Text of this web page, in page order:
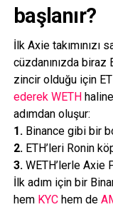
başlanır?
İlk Axie takımınızı
cüzdanınızda biraz
zincir olduğu için
ederek WETH
adımdan oluşur:
1.Binance gibi bir
2.ETH’leri Ronin
3.WETH’lerle Axie
İlk adım için bir
hem KYChem de